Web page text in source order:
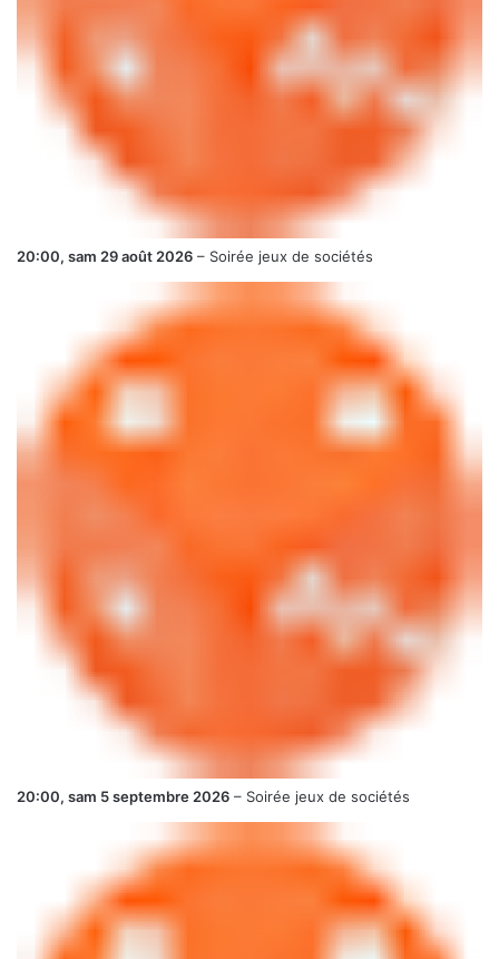
20:00, sam 29 août 2026 – Soirée jeux de sociétés
20:00, sam 5 septembre 2026 – Soirée jeux de sociétés